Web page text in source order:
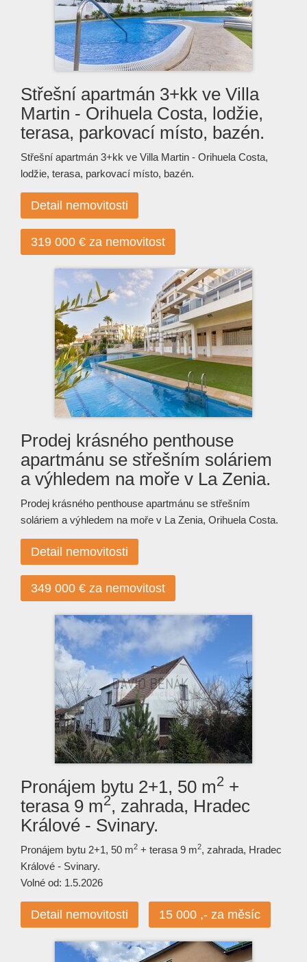
Střešní apartmán 3+kk ve Villa
Martin - Orihuela Costa, lodžie,
terasa, parkovací místo, bazén.
Střešní apartmán 3+kk ve Villa Martin - Orihuela Costa,
lodžie, terasa, parkovací místo, bazén.
Detail nemovitosti
319 000 € za nemovitost
Prodej krásného penthouse
apartmánu se střešním soláriem
a výhledem na moře v La Zenia.
Prodej krásného penthouse apartmánu se střešním
soláriem a výhledem na moře v La Zenia, Orihuela Costa.
Detail nemovitosti
349 000 € za nemovitost
Pronájem bytu 2+1, 50 m2 +
terasa 9 m2, zahrada, Hradec
Králové - Svinary.
Pronájem bytu 2+1, 50 m2 + terasa 9 m2, zahrada, Hradec
Králové - Svinary.
Volné od: 1.5.2026
Detail nemovitosti 15 000 ,- za měsíc